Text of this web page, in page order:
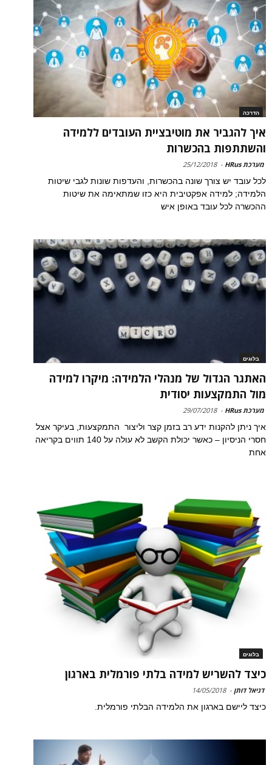
הדרכה
איך להגביר את מוטיבציית העובדים ללמידה
והשתתפות בהכשרות
מערכת HRus -
25/12/2018
לכל עובד יש צורך שונה בהכשרות, והעדפות שונות לגבי שיטות
הלמידה; למידה אפקטיבית היא כזו שמתאימה את שיטות
ההכשרה לכל עובד באופן איש
בלוגים
האתגר הגדול של מנהלי הלמידה: מיקרו למידה
מול התמקצעות יסודית
מערכת HRus -
29/07/2018
איך ניתן להקנות ידע רב בזמן קצר וליצור התמקצעות, בעיקר אצל
חסרי הניסיון – כאשר יכולת הקשב לא עולה על 140 תווים בקריאה
אחת
בלוגים
כיצד להשריש למידה בלתי פורמלית בארגון
דניאל דותן -
14/05/2018
כיצד ליישם בארגון את הלמידה הבלתי פורמלית.